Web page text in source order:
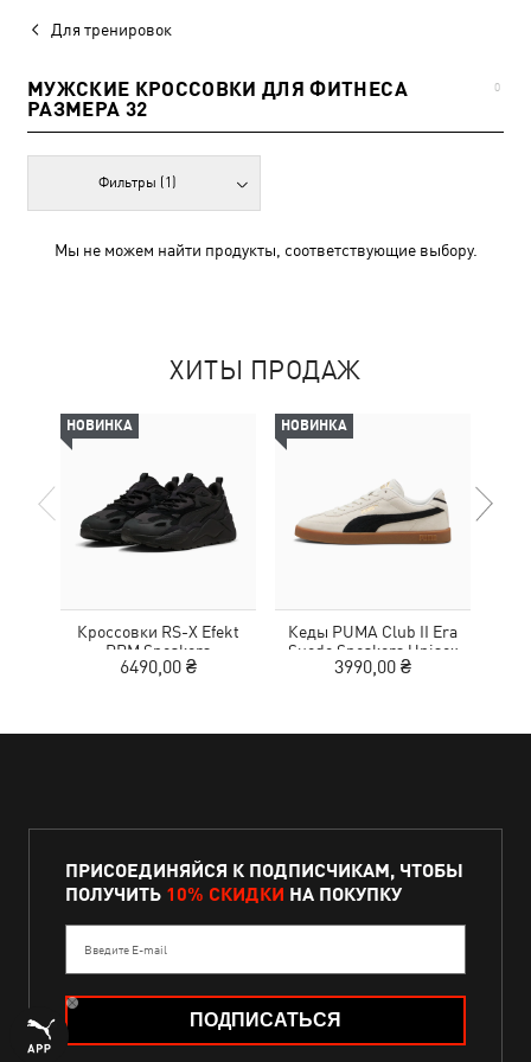
Для тренировок
МУЖСКИЕ КРОССОВКИ ДЛЯ ФИТНЕСА
РАЗМЕРА 32
0
Фильтры (1)
Мы не можем найти продукты, соответствующие выбору.
ХИТЫ ПРОДАЖ
НОВИНКА
Кроссовки RS-X Efekt
PRM Sneakers
6490,00 ₴
НОВИНКА
Кеды PUMA Club II Era
Suede Sneakers Unisex
3990,00 ₴
ПРИСОЕДИНЯЙСЯ К ПОДПИСЧИКАМ, ЧТОБЫ
ПОЛУЧИТЬ 10% СКИДКИ НА ПОКУПКУ
Введите E-mail
ПОДПИСАТЬСЯ